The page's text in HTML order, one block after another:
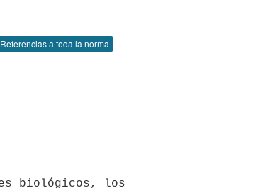
Referencias a toda la norma